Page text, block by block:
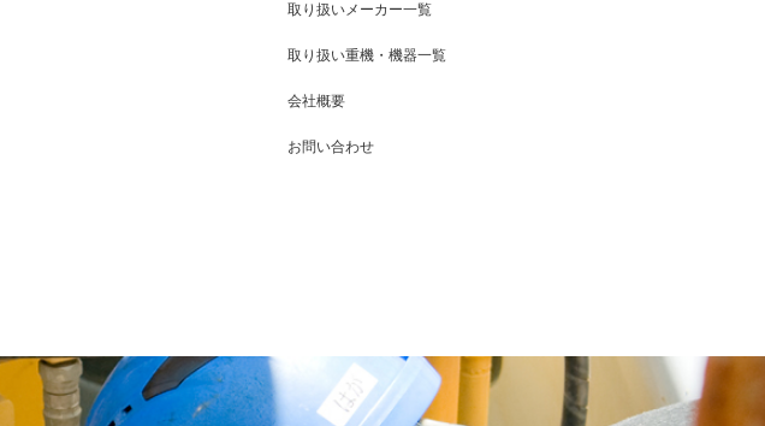
取り扱いメーカー一覧
取り扱い重機・機器一覧
会社概要
お問い合わせ